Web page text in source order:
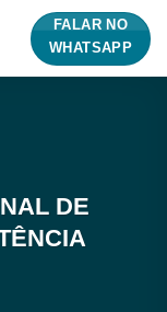
FALAR NO
WHATSAPP
DE